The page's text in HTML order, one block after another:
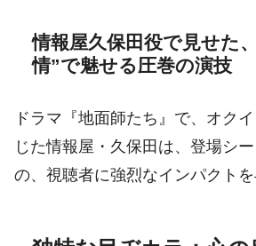
情報屋久保田役で見せた
情”で魅せる圧巻の演技
ドラマ『地面師たち』で、オク
じた情報屋・久保田は、登場シ
の、視聴者に強烈なインパクトを